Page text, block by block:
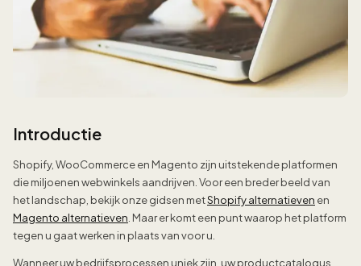
Introductie
Shopify, WooCommerce en Magento zijn uitstekende platformen
die miljoenen webwinkels aandrijven. Voor een breder beeld van
het landschap, bekijk onze gidsen metShopify alternatieven en
Magento alternatieven. Maar er komt een punt waarop het platform
tegen u gaat werken in plaats van voor u.
Wanneer uw bedrijfsprocessen uniek zijn, uw productcatalogus